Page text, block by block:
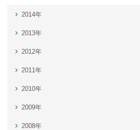
2014年
2013年
2012年
2011年
2010年
2009年
2008年